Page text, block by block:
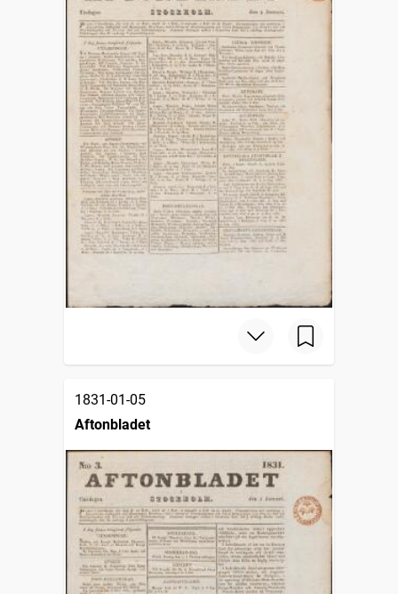
1831-01-05
Aftonbladet